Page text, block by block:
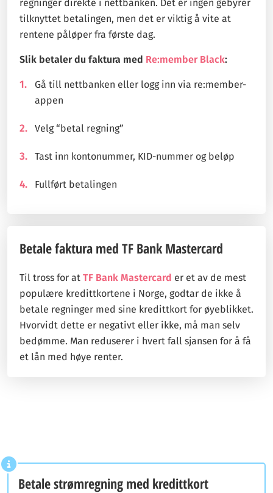
regninger direkte i nettbanken. Det er ingen gebyrer
tilknyttet betalingen, men det er viktig å vite at
rentene påløper fra første dag.
Slik betaler du faktura med Re:member Black:
Gå till nettbanken eller logg inn via re:member-
appen
Velg “betal regning”
Tast inn kontonummer, KID-nummer og beløp
Fullført betalingen
Betale faktura med TF Bank Mastercard
Til tross for at TF Bank Mastercard er et av de mest
populære kredittkortene i Norge, godtar de ikke å
betale regninger med sine kredittkort for øyeblikket.
Hvorvidt dette er negativt eller ikke, må man selv
bedømme. Man reduserer i hvert fall sjansen for å få
et lån med høye renter.
Betale strømregning med kredittkort